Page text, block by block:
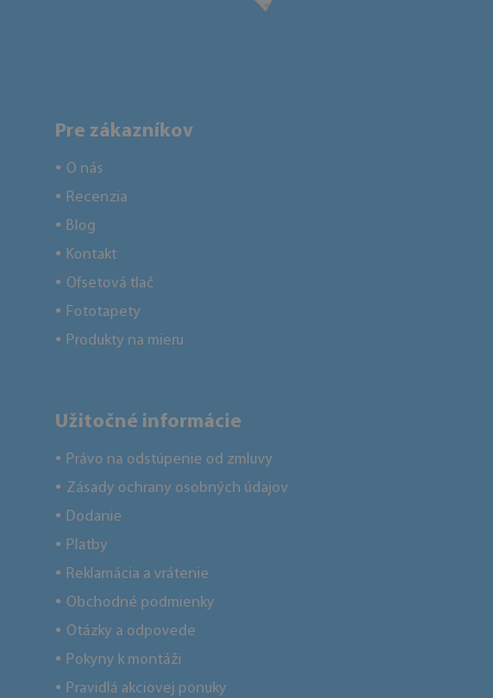
Pre zákazníkov
● O nás
● Recenzia
● Blog
● Kontakt
● Ofsetová tlač
● Fototapety
● Produkty na mieru
Užitočné informácie
● Právo na odstúpenie od zmluvy
● Zásady ochrany osobných údajov
● Dodanie
● Platby
● Reklamácia a vrátenie
● Obchodné podmienky
● Otázky a odpovede
● Pokyny k montáži
● Pravidlá akciovej ponuky